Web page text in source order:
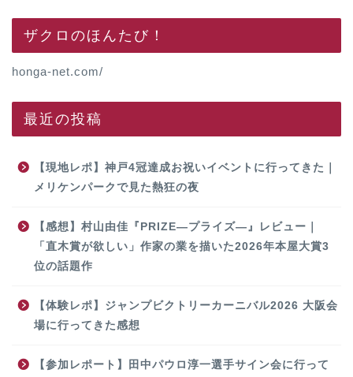
ザクロのほんたび！
honga-net.com/
最近の投稿
【現地レポ】神戸4冠達成お祝いイベントに行ってきた｜
メリケンパークで見た熱狂の夜
【感想】村山由佳『PRIZE―プライズ―』レビュー｜
「直木賞が欲しい」作家の業を描いた2026年本屋大賞3
位の話題作
【体験レポ】ジャンプビクトリーカーニバル2026 大阪会
場に行ってきた感想
【参加レポート】田中パウロ淳一選手サイン会に行って